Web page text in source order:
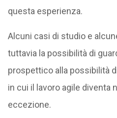
questa esperienza.
Alcuni casi di studio e
tuttavia la possibilità di
prospettico alla possibilità
in cui il lavoro agile diventa
eccezione.